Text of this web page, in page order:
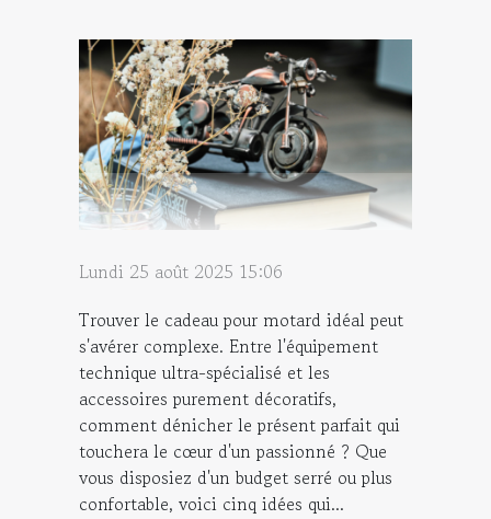
Lundi 25 août 2025 15:06
Trouver le cadeau pour motard idéal peut
s'avérer complexe. Entre l'équipement
technique ultra-spécialisé et les
accessoires purement décoratifs,
comment dénicher le présent parfait qui
touchera le cœur d'un passionné ? Que
vous disposiez d'un budget serré ou plus
confortable, voici cinq idées qui...